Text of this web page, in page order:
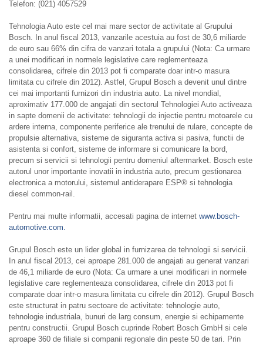
Telefon: (021) 4057529
Tehnologia Auto este cel mai mare sector de activitate al Grupului
Bosch. In anul fiscal 2013, vanzarile acestuia au fost de 30,6 miliarde
de euro sau 66% din cifra de vanzari totala a grupului (Nota: Ca urmare
a unei modificari in normele legislative care reglementeaza
consolidarea, cifrele din 2013 pot fi comparate doar intr-o masura
limitata cu cifrele din 2012). Astfel, Grupul Bosch a devenit unul dintre
cei mai importanti furnizori din industria auto. La nivel mondial,
aproximativ 177.000 de angajati din sectorul Tehnologiei Auto activeaza
in sapte domenii de activitate: tehnologii de injectie pentru motoarele cu
ardere interna, componente periferice ale trenului de rulare, concepte de
propulsie alternativa, sisteme de siguranta activa si pasiva, functii de
asistenta si confort, sisteme de informare si comunicare la bord,
precum si servicii si tehnologii pentru domeniul aftermarket. Bosch este
autorul unor importante inovatii in industria auto, precum gestionarea
electronica a motorului, sistemul antiderapare ESP® si tehnologia
diesel common-rail.
Pentru mai multe informatii, accesati pagina de internet www.bosch-
automotive.com.
Grupul Bosch este un lider global in furnizarea de tehnologii si servicii.
In anul fiscal 2013, cei aproape 281.000 de angajati au generat vanzari
de 46,1 miliarde de euro (Nota: Ca urmare a unei modificari in normele
legislative care reglementeaza consolidarea, cifrele din 2013 pot fi
comparate doar intr-o masura limitata cu cifrele din 2012). Grupul Bosch
este structurat in patru sectoare de activitate: tehnologie auto,
tehnologie industriala, bunuri de larg consum, energie si echipamente
pentru constructii. Grupul Bosch cuprinde Robert Bosch GmbH si cele
aproape 360 de filiale si companii regionale din peste 50 de tari. Prin